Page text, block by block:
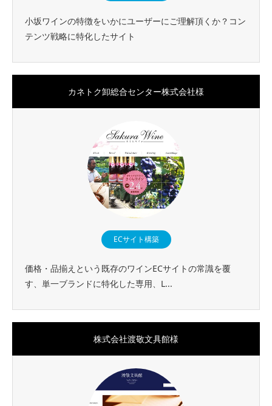
小坂ワインの特徴をいかにユーザーにご理解頂くか？コン
テンツ戦略に特化したサイト
カネトク卸総合センター株式会社様
ECサイト構築
価格・品揃えという既存のワインECサイトの常識を覆
す、単一ブランドに特化した専用、L...
株式会社渡敬文具館様